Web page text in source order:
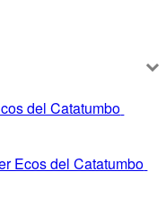
del Catatumbo
Ecos del Catatumbo